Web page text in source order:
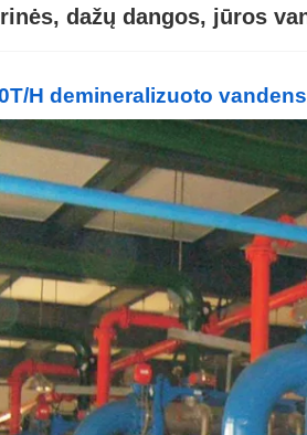
dažų dangos, jūros
H demineralizuoto